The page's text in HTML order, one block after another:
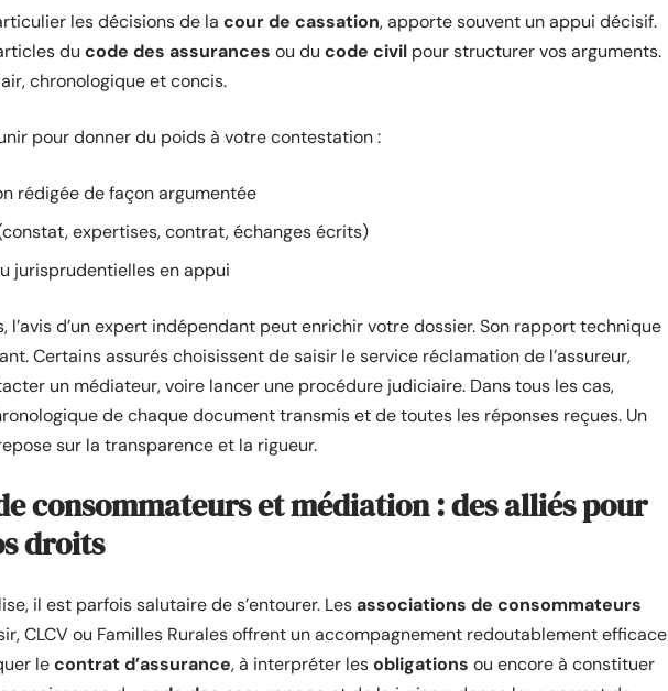
les décisions de la cour de cassation, apporte souvent un appui décisif.
du code des assurances ou du code civil pour structurer vos arguments.
chronologique et concis.
pour donner du poids à votre contestation :
rédigée de façon argumentée
expertises, contrat, échanges écrits)
jurisprudentielles en appui
l’avis d’un expert indépendant peut enrichir votre dossier. Son rapport technique
Certains assurés choisissent de saisir le service réclamation de l’assureur,
un médiateur, voire lancer une procédure judiciaire. Dans tous les cas,
de chaque document transmis et de toutes les réponses reçues. Un
sur la transparence et la rigueur.
consommateurs et médiation : des alliés pour
droits
il est parfois salutaire de s’entourer. Lesassociations de consommateurs
CLCV ou Familles Rurales offrent un accompagnement redoutablement efficace
lecontrat d’assurance, à interpréter lesobligations ou encore à constituer